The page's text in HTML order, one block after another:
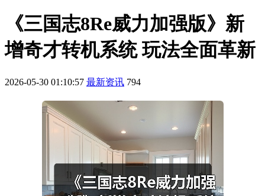
《三国志8Re威力加强版》新
增奇才转机系统 玩法全面革新
2026-05-30 01:10:57 最新资讯 794